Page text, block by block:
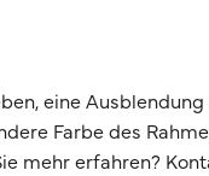
eine
Farbe des
mehr erfahren?